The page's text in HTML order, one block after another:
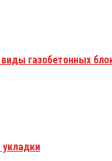
газобетонных
укладки